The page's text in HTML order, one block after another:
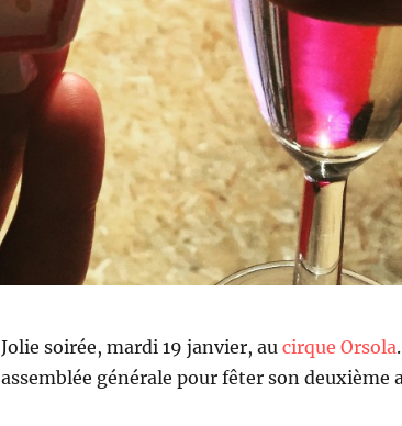
Jolie soirée, mardi 19 janvier, au cirque Orsola
assemblée générale pour fêter son deuxième